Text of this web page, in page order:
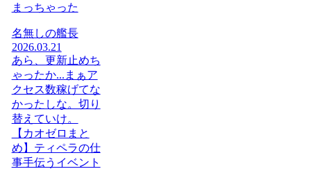
まっちゃった
名無しの艦長
2026.03.21
あら、更新止めち
ゃったか...まぁア
クセス数稼げてな
かったしな。切り
替えていけ。
【カオゼロまと
め】ティペラの仕
事手伝うイベント